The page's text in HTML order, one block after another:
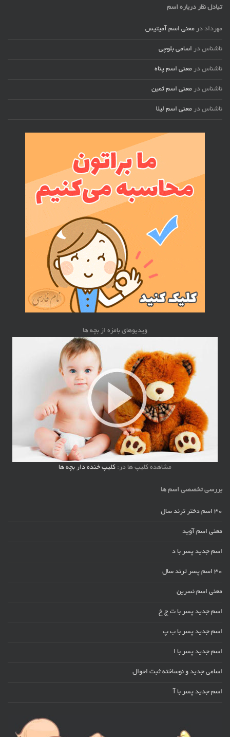
تبادل نظر درباره اسم
مهرداد در معنی اسم آمیتیس
ناشناس در اسامی بلوچی
ناشناس در معنی اسم پناه
ناشناس در معنی اسم ثمین
ناشناس در معنی اسم لیلا
ویدیوهای بامزه از بچه ها
مشاهده کلیپ ها در: کلیپ خنده دار بچه ها
بررسی تخصصی اسم ها
30 اسم دختر ترند سال
معنی اسم آوید
اسم جدید پسر با د
30 اسم پسر ترند سال
معنی اسم نسرین
اسم جدید پسر با ت ج خ
اسم جدید پسر با ب پ
اسم جدید پسر با ا
اسامی جدید و نوساخته ثبت احوال
اسم جدید پسر با آ